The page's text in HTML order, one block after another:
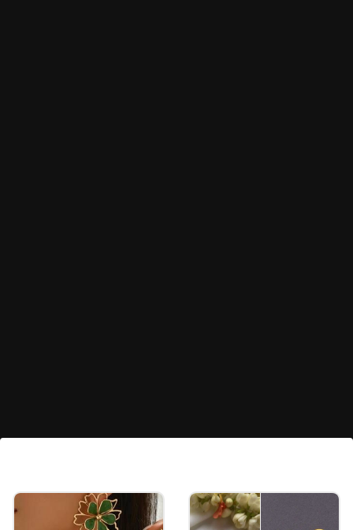
हार्ट शेप सिल्वर टॉप्स क्यूट और ट्रेंडी लुक देते हैं। जेन जी गर्ल्स
इन्हें कैजुअल आउटफिट्स के साथ स्टाइल करना पसंद करती हैं।